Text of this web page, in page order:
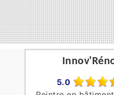
5.0